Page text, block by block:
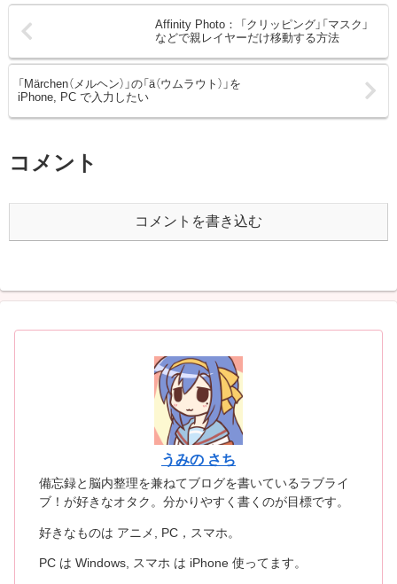
Affinity Photo： 「クリッピング」「マスク」
などで親レイヤーだけ移動する方法
「Märchen（メルヘン）」の「ä（ウムラウト）」を
iPhone, PC で入力したい
コメント
コメントを書き込む
うみの さち
備忘録と脳内整理を兼ねてブログを書いているラブライ
ブ！が好きなオタク。分かりやすく書くのが目標です。
好きなものは アニメ, PC，スマホ。
PC は Windows, スマホ は iPhone 使ってます。